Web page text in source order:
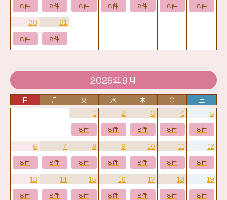
8件 8件 8件 8件 8件 8件 8件
30
8件
31
8件
2026年9月
日 月 火 水 木 金
土
1
8件
2
8件
3
8件
4
8件
5
8件
6
8件
7
8件
8
8件
9
8件
10
8件
11
8件
12
8件
13
8件
14
8件
15
8件
16
8件
17
8件
18
8件
19
8件